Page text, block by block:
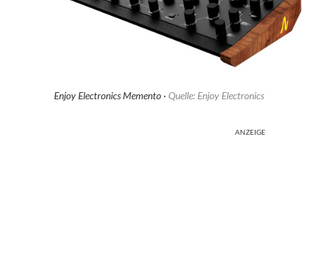
Enjoy Electronics Memento · Quelle: Enjoy Electronics
ANZEIGE